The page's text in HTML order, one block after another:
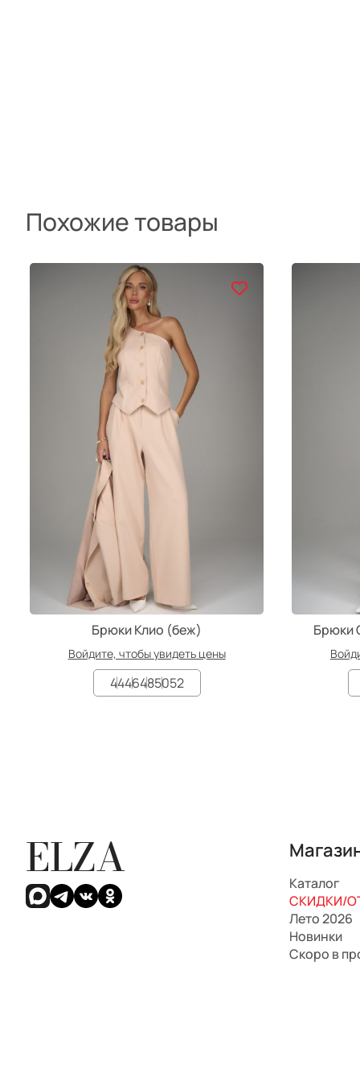
Похожие товары
Брюки Клио (беж)
Войдите, чтобы увидеть цены
4446485052
Брюки
ELZA
Каталог
СКИДКИ/
Лето 2026
Новинки
Скоро в